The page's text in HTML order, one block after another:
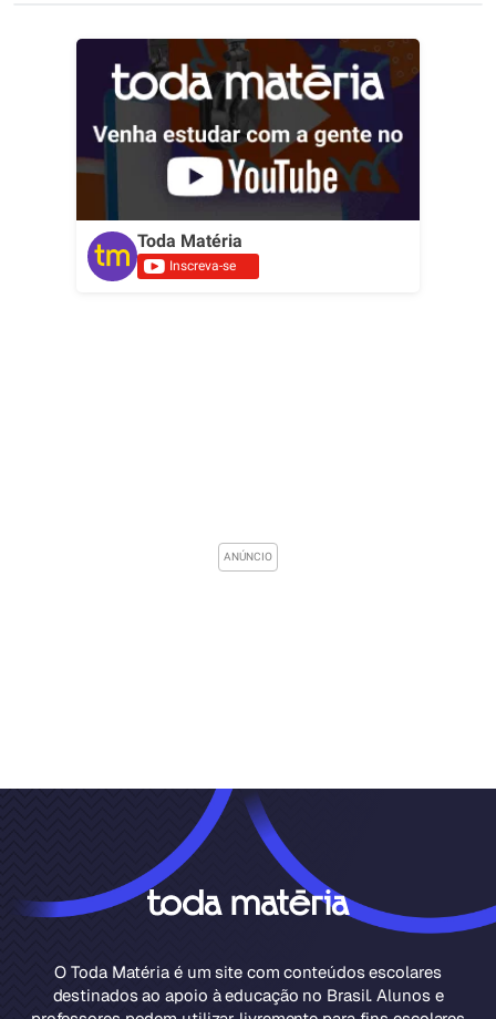
Toda Matéria
Inscreva-se
O Toda Matéria é um site com conteúdos escolares
destinados ao apoio à educação no Brasil. Alunos e